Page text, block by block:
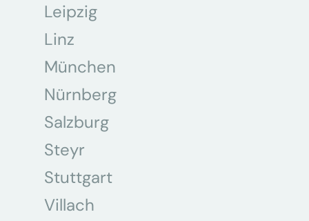
Leipzig
Linz
München
Nürnberg
Salzburg
Steyr
Stuttgart
Villach